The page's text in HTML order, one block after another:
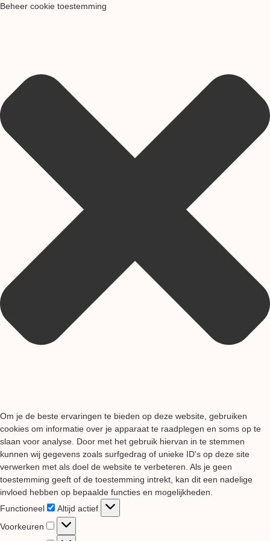
Beheer cookie toestemming
Om je de beste ervaringen te bieden op deze website, gebruiken
cookies om informatie over je apparaat te raadplegen en soms op te
slaan voor analyse. Door met het gebruik hiervan in te stemmen
kunnen wij gegevens zoals surfgedrag of unieke ID's op deze site
verwerken met als doel de website te verbeteren. Als je geen
toestemming geeft of de toestemming intrekt, kan dit een nadelige
invloed hebben op bepaalde functies en mogelijkheden.
Functioneel
Functioneel
Altijd actief
Voorkeuren
Voorkeuren